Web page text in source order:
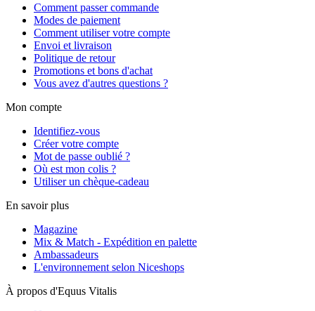
Comment passer commande
Modes de paiement
Comment utiliser votre compte
Envoi et livraison
Politique de retour
Promotions et bons d'achat
Vous avez d'autres questions ?
Mon compte
Identifiez-vous
Créer votre compte
Mot de passe oublié ?
Où est mon colis ?
Utiliser un chèque-cadeau
En savoir plus
Magazine
Mix & Match - Expédition en palette
Ambassadeurs
L'environnement selon Niceshops
À propos d'Equus Vitalis